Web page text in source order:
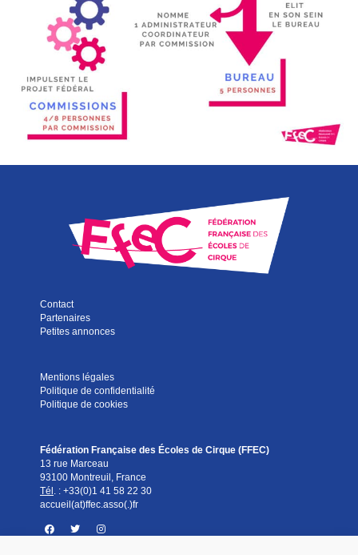
Contact
Partenaires
Petites annonces
Mentions légales
Politique de confidentialité
Politique de cookies
Fédération Française des Écoles de Cirque (FFEC)
13 rue Marceau
93100 Montreuil, France
Tél. : +33(0)1 41 58 22 30
accueil(at)ffec.asso(.)fr